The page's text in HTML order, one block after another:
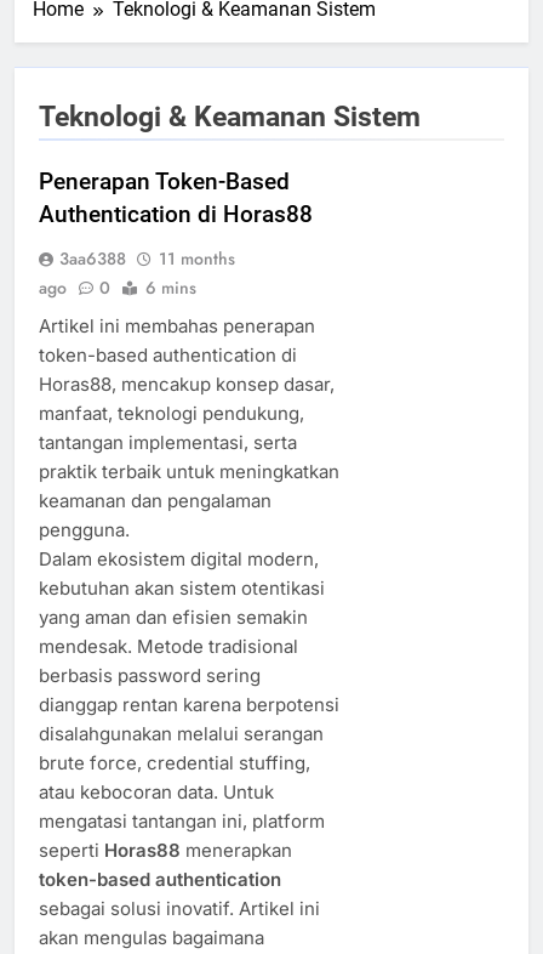
Home Teknologi & Keamanan Sistem
Teknologi & Keamanan Sistem
Penerapan Token-Based
Authentication di Horas88
3aa6388
11 months
ago
0 6 mins
Artikel ini membahas penerapan
token-based authentication di
Horas88, mencakup konsep dasar,
manfaat, teknologi pendukung,
tantangan implementasi, serta
praktik terbaik untuk meningkatkan
keamanan dan pengalaman
pengguna.
Dalam ekosistem digital modern,
kebutuhan akan sistem otentikasi
yang aman dan efisien semakin
mendesak. Metode tradisional
berbasis password sering
dianggap rentan karena berpotensi
disalahgunakan melalui serangan
brute force, credential stuffing,
atau kebocoran data. Untuk
mengatasi tantangan ini, platform
seperti Horas88 menerapkan
token-based authentication
sebagai solusi inovatif. Artikel ini
akan mengulas bagaimana